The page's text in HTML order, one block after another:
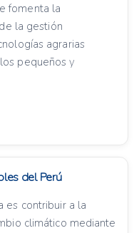
fomenta la
la gestión
agrarias
pequeños y
del Perú
es contribuir a la
climático mediante